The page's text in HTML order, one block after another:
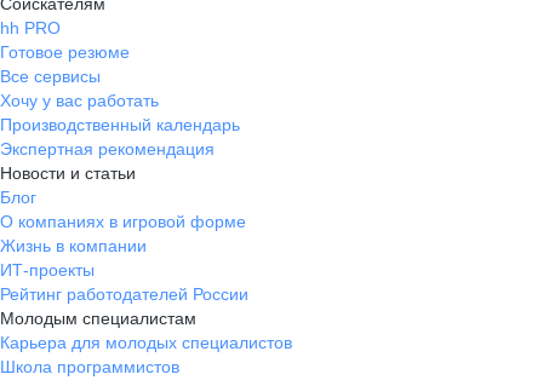
hh PRO
Готовое резюме
Все сервисы
Хочу у вас работать
Производственный календарь
Экспертная рекомендация
Новости и статьи
Блог
О компаниях в игровой форме
Жизнь в компании
ИТ-проекты
Рейтинг работодателей России
Молодым специалистам
Карьера для молодых специалистов
Школа программистов